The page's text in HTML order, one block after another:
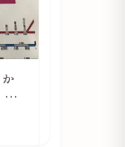
私